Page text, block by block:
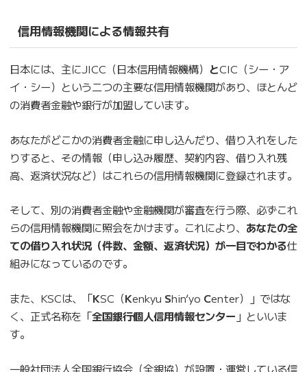
信用情報機関による情報共有
日本には、主にJICC（日本信用情報機構） とCIC（シー・ア
イ・シー）という二つの主要な信用情報機関があり、ほとんど
の消費者金融や銀行が加盟しています。
あなたがどこかの消費者金融に申し込んだり、借り入れをした
りすると、その情報（申し込み履歴、契約内容、借り入れ残
高、返済状況など）はこれらの信用情報機関に登録されます。
そして、別の消費者金融や金融機関が審査を行う際、必ずこれ
らの信用情報機関に照会をかけます。これにより、 あなたの全
ての借り入れ状況（件数、金額、返済状況）が一目でわかる仕
組みになっているのです。
また、KSCは、「KSC（Kenkyu Shin’yo Center）」ではな
く、正式名称を「全国銀行個人信用情報センター 」といいま
す。
一般社団法人全国銀行協会（全銀協）が設置・運営している信